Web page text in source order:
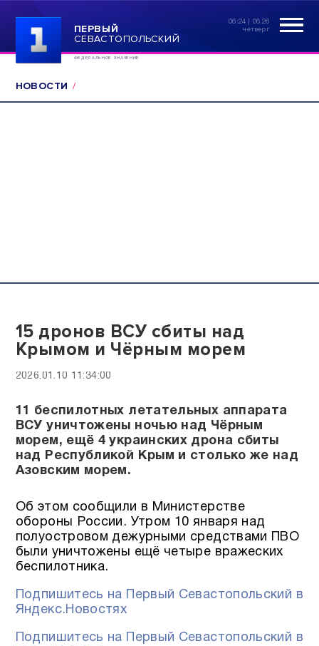
ПЕРВЫЙ
СЕВАСТОПОЛЬСКИЙ
ФЕДЕРАЛЬНОЕ ЗНАЧЕНИЕ
06:24 | 06.26
четверг
НОВОСТИ
15 дронов ВСУ сбиты над
Крымом и Чёрным морем
2026.01.10 11:34:00
11 беспилотных летательных аппарата
ВСУ уничтожены ночью над Чёрным
морем, ещё 4 украинских дрона сбиты
над Республикой Крым и столько же над
Азовским морем.
Об этом сообщили в Министерстве
обороны России. Утром 10 января над
полуостровом дежурными средствами ПВО
были уничтожены ещё четыре вражеских
беспилотника.
Подпишитесь на Первый Севастопольский в
Яндекс.Новостях
Подпишитесь на Первый Севастопольский в